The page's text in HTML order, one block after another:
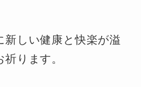
しい健康と快楽が溢
ります。